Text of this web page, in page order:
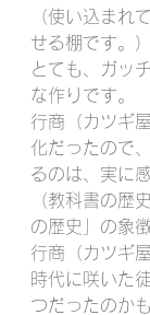
（使い込まれ
せる棚です。）
とても、ガッ
な作りです。
行商（カツギ
化だったので
るのは、実に
（教科書の歴
の歴史」の象
行商（カツギ
時代に咲いた
つだったのか